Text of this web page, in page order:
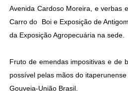
Avenida Cardoso Moreira, e verbas
Carro do Boi e Exposição de
da Exposição Agropecuária na sede.
Fruto de emendas impositivas e de
possível pelas mãos do
Gouveia-União Brasil.